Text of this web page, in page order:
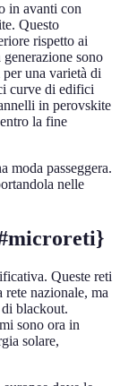
in avanti con
Questo
rispetto ai
sono
una varietà di
curve di edifici
in perovskite
la fine
moda passeggera.
nelle
Queste reti
nazionale, ma
di blackout.
sono ora in
solare,